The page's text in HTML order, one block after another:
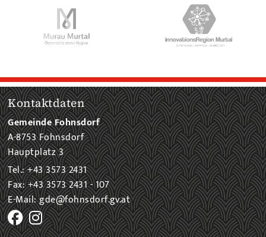
Kontaktdaten
Gemeinde Fohnsdorf
A-8753 Fohnsdorf
Hauptplatz 3
Tel.: +43 3573 2431
Fax: +43 3573 2431 - 107
E-Mail: gde@fohnsdorf.gv.at